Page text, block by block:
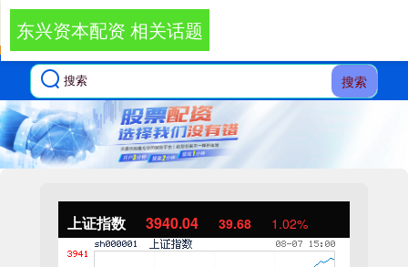
搜索
上证指数 3940.04 39.68 1.02%
东兴资本配资 相关话题